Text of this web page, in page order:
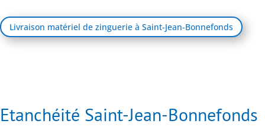
Livraison matériel de zinguerie à Saint-Jean-Bonnefonds
Etanchéité Saint-Jean-Bonnefonds